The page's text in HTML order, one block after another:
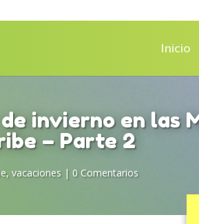
Inicio
invierno en las
– Parte 2
, vacaciones | 0 Comentarios